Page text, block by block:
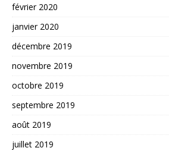
février 2020
janvier 2020
décembre 2019
novembre 2019
octobre 2019
septembre 2019
août 2019
juillet 2019